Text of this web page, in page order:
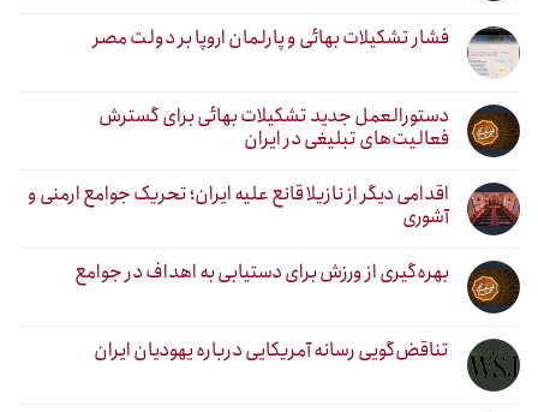
فشار تشکیلات بهائی و پارلمان اروپا بر دولت مصر
دستورالعمل جدید تشکیلات بهائی برای گسترش
فعالیت‌های تبلیغی در ایران
اقدامی دیگر از نازیلا قانع علیه ایران؛ تحریک جوامع ارمنی و
آشوری
بهره‌گیری از ورزش برای دستیابی به اهداف در جوامع
تناقض‌گویی رسانه آمریکایی درباره یهودیان ایران